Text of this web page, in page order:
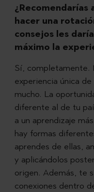
hacer una
consejos les
máximo la
Sí, completamente.
experiencia única
mucho. La
diferente al de tu
a un aprendizaje
hay formas
aprendes de ellas,
y aplicándolos
origen. Además, te
conexiones dentro